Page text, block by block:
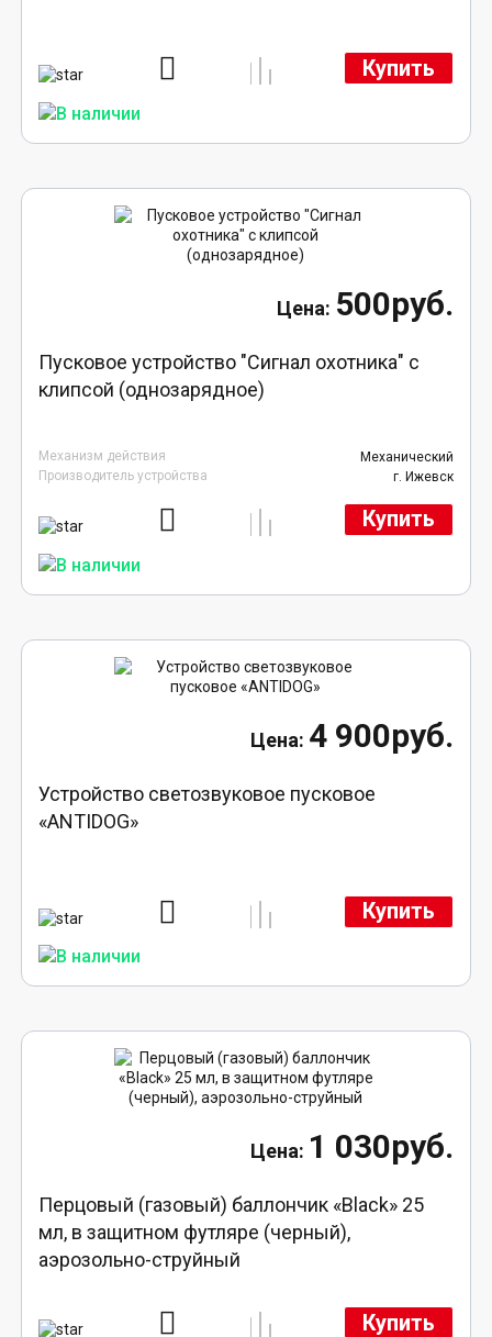
Купить
500руб.
Пусковое устройство "Сигнал охотника" с
клипсой (однозарядное)
Механизм действия
Механический
Производитель устройства
г. Ижевск
Купить
4 900руб.
Устройство светозвуковое пусковое
«ANTIDOG»
Купить
1 030руб.
Перцовый (газовый) баллончик «Black» 25
мл, в защитном футляре (черный),
аэрозольно-струйный
Купить